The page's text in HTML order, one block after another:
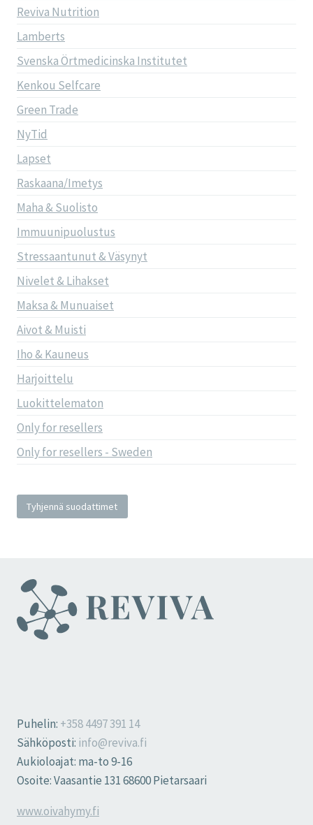
Reviva Nutrition
Lamberts
Svenska Örtmedicinska Institutet
Kenkou Selfcare
Green Trade
NyTid
Lapset
Raskaana/Imetys
Maha & Suolisto
Immuunipuolustus
Stressaantunut & Väsynyt
Nivelet & Lihakset
Maksa & Munuaiset
Aivot & Muisti
Iho & Kauneus
Harjoittelu
Luokittelematon
Only for resellers
Only for resellers - Sweden
Tyhjennä suodattimet
Puhelin: +358 4497 391 14
Sähköposti: info@reviva.fi
Aukioloajat: ma-to 9-16
Osoite: Vaasantie 131 68600 Pietarsaari
www.oivahymy.fi